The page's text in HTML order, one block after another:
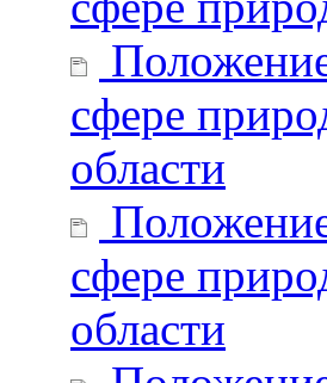
сфере
области
сфере
области